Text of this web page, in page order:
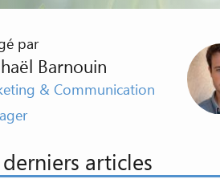
par
Barnouin
& Communication
articles